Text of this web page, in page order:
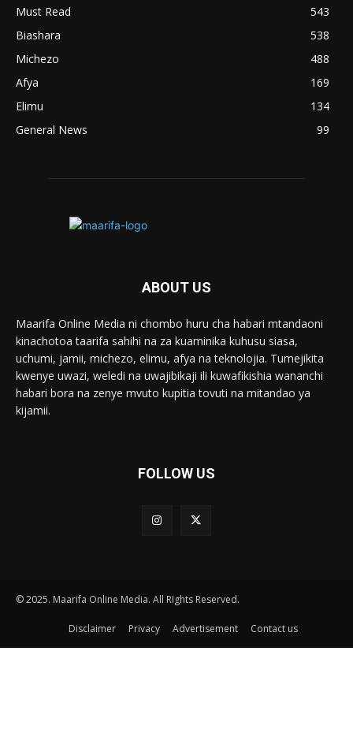
Must Read
543
Biashara
538
Michezo
488
Afya
169
Elimu
134
General News
99
ABOUT US
Maarifa Online Media ni chombo huru cha habari mtandaoni
kinachotoa taarifa sahihi na za kuaminika kuhusu siasa,
uchumi, jamii, michezo, elimu, afya na teknolojia. Tumejikita
kwenye uwazi, weledi na uwajibikaji ili kuwafikishia wananchi
habari bora na zenye mvuto kupitia tovuti na mitandao ya
kijamii.
FOLLOW US
© 2025. Maarifa Online Media. All RIghts Reserved.
Disclaimer Privacy Advertisement Contact us